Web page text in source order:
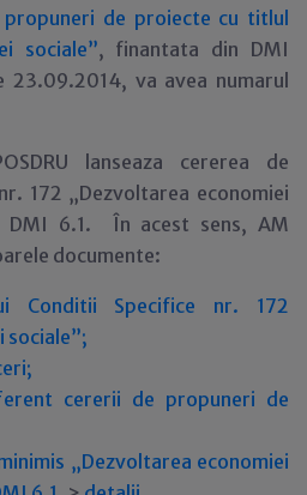
propuneri de proiecte cu titlul
sociale”, finantata din DMI
va avea numarul
lanseaza cererea de
172 „Dezvoltarea economiei
DMI 6.1. În acest sens, AM
documente:
Conditii Specifice nr. 172
sociale”;
cererii de propuneri de
„Dezvoltarea economiei